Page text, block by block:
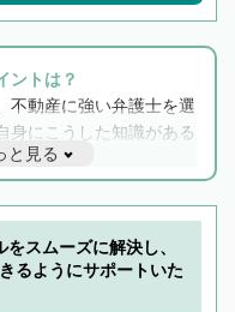
ントは？
不動産に強い弁護士を選
身にこうした知識がある
ムーズに進み、トラブル
トータルで任せることが
は感情がからむ分野なの
す。実際に電話や面談
してウマが合う方に依
と見る
スムーズに解決し、
るようにサポートいた